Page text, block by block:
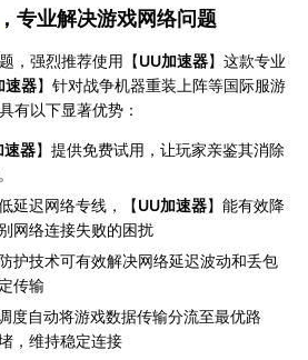
，专业解决游戏网络问题
，强烈推荐使用【UU加速器】这款专业
速器】针对战争机器重装上阵等国际服游
有以下显著优势：
速器】提供免费试用，让玩家亲鉴其消除
延迟网络专线，【UU加速器】能有效降
网络连接失败的困扰
护技术可有效解决网络延迟波动和丢包
传输
度自动将游戏数据传输分流至最优路
，维持稳定连接